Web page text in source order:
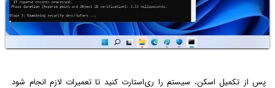
پس از تکمیل اسکن، سیستم را ری‌استارت کنید تا تعمیرات لازم انجام شود.